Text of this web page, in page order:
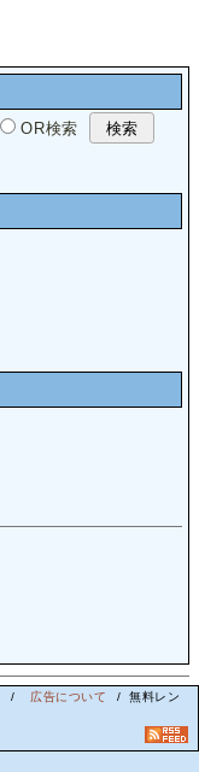
OR検索
/ 広告について
/ 無料レン